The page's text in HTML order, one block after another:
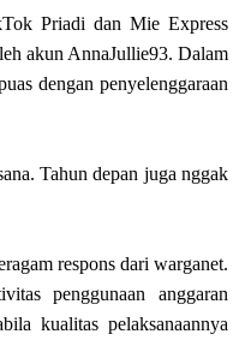
Priadi dan Mie Express
akun AnnaJullie93. Dalam
dengan penyelenggaraan
Tahun depan juga nggak
respons dari warganet.
penggunaan anggaran
kualitas pelaksanaannya